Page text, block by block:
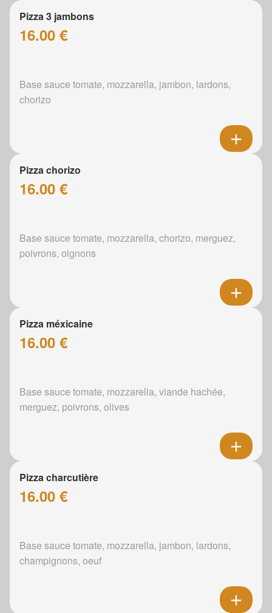
Pizza 3 jambons
16.00 €
Base sauce tomate, mozzarella, jambon, lardons,
chorizo
Pizza chorizo
16.00 €
Base sauce tomate, mozzarella, chorizo, merguez,
poivrons, oignons
Pizza méxicaine
16.00 €
Base sauce tomate, mozzarella, viande hachée,
merguez, poivrons, olives
Pizza charcutière
16.00 €
Base sauce tomate, mozzarella, jambon, lardons,
champignons, oeuf